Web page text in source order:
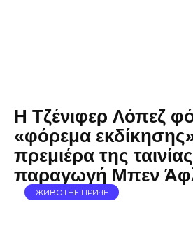
Η Τζένιφερ Λόπεζ
«φόρεμα
πρεμιέρα της
παραγωγή Μπεν
ЖИВОТНЕ ПРИЧЕ